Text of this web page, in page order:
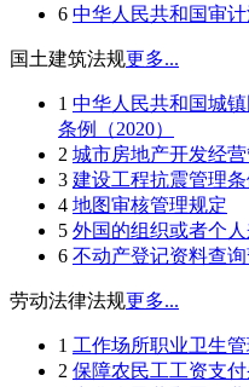
6 中华人民共和国审计
国土建筑法规更多...
1 中华人民共和国城
条例（2020）
2 城市房地产开发经营
3 建设工程抗震管理条
4 地图审核管理规定
5 外国的组织或者个人
6 不动产登记资料查询
劳动法律法规更多...
1 工作场所职业卫生
2 保障农民工工资支付